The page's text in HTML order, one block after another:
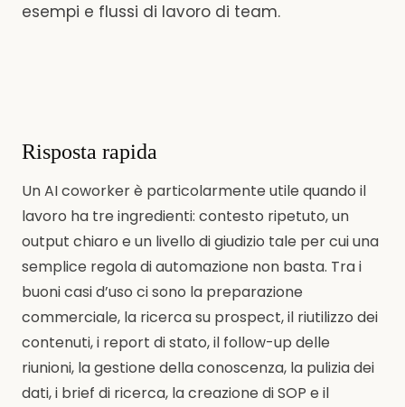
esempi e flussi di lavoro di team.
Risposta rapida
Un AI coworker è particolarmente utile quando il
lavoro ha tre ingredienti: contesto ripetuto, un
output chiaro e un livello di giudizio tale per cui una
semplice regola di automazione non basta. Tra i
buoni casi d’uso ci sono la preparazione
commerciale, la ricerca su prospect, il riutilizzo dei
contenuti, i report di stato, il follow-up delle
riunioni, la gestione della conoscenza, la pulizia dei
dati, i brief di ricerca, la creazione di SOP e il